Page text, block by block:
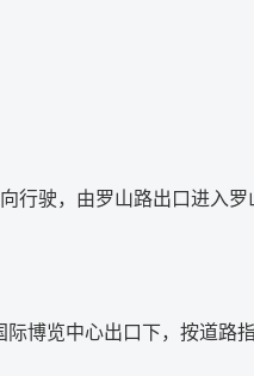
行驶，由罗山路出口进入
博览中心出口下，按道路